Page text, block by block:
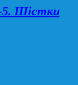
5. Шістки